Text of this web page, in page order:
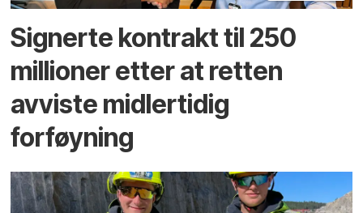
Signerte kontrakt til 250
millioner etter at retten
avviste midlertidig
forføyning